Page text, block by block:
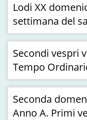
Lodi XX
settimana del
Secondi vespri
Tempo
Seconda
Anno A. Primi